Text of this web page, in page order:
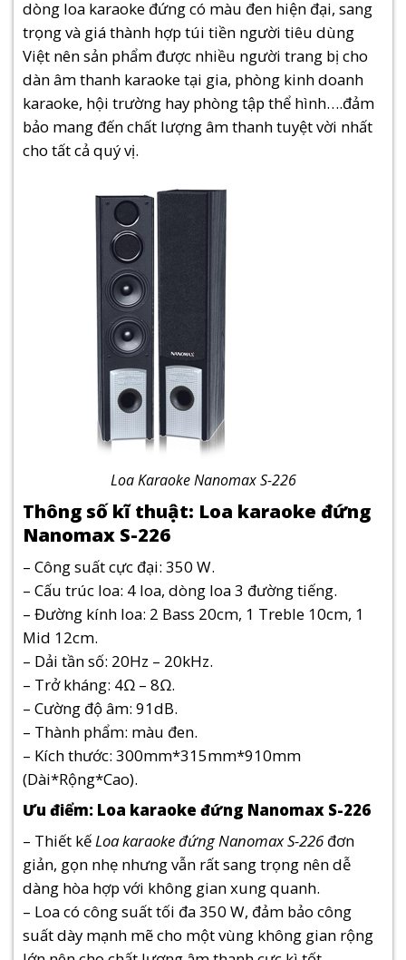
dòng loa karaoke đứng có màu đen hiện đại, sang
trọng và giá thành hợp túi tiền người tiêu dùng
Việt nên sản phẩm được nhiều người trang bị cho
dàn âm thanh karaoke tại gia, phòng kinh doanh
karaoke, hội trường hay phòng tập thể hình….đảm
bảo mang đến chất lượng âm thanh tuyệt vời nhất
cho tất cả quý vị.
Loa Karaoke Nanomax S-226
Thông số kĩ thuật: Loa karaoke đứng
Nanomax S-226
– Công suất cực đại: 350 W.
– Cấu trúc loa: 4 loa, dòng loa 3 đường tiếng.
– Đường kính loa: 2 Bass 20cm, 1 Treble 10cm, 1
Mid 12cm.
– Dải tần số: 20Hz – 20kHz.
– Trở kháng: 4Ω – 8Ω.
– Cường độ âm: 91dB.
– Thành phẩm: màu đen.
– Kích thước: 300mm*315mm*910mm
(Dài*Rộng*Cao).
Ưu điểm: Loa karaoke đứng Nanomax S-226
– Thiết kếLoa karaoke đứng Nanomax S-226 đơn
giản, gọn nhẹ nhưng vẫn rất sang trọng nên dễ
dàng hòa hợp với không gian xung quanh.
– Loa có công suất tối đa 350 W, đảm bảo công
suất dày mạnh mẽ cho một vùng không gian rộng